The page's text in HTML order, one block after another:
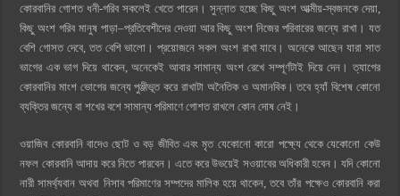
কোরবানির গোশত ধনী-গরিব সকলেই খেতে পারেন। সুন্নাত হচ্ছে কিছু অংশ আত্মীয়-স্বজনকে দেয়া,
কিছু অংশ গরিব মানুষ পাড়া–প্রতিবেশীদের দেওয়া আর কিছু অংশ নিজের পরিবারের জন্যে রাখা। যত
বেশি গোসত দেবে, তত বেশি ভালো। প্রয়োজনে সকল অংশ রাখা যাবে। অনেকে আছেন যারা সাত
ভাগের এক ভাগ দিয়ে থাকেন, অনেকেই আবার সামান্য অংশ রেখে সম্পূর্ণটাই দিয়ে দেন। ত্যাগের
কোরবানির মাংশ ভোগের জন্যে পুঞ্জীভূত করে রাখাটা অনৈতিক ও অমানবিক। তবে হ্যাঁ বিশেষ কোনো
ব্যক্তির জন্যে বা শখের বশে সামান্য পরিমাণে গোশত রাখলে কোন দোষ নেই।
ওয়াজিব কোরবানি বাদেও ছোট ও বড় জীবিত এবং মৃত যেকোনো কারো পক্ষ্যে থেকে যেকোনো কেউ
নফল কোরবানি আদায় করে নিতে পারবেন। এতে করে উভয়েই সওয়াবের অধিকারী হবেন। যদি কোনো
নারী সামর্থ্যবান অথবা নিসাব পরিমাণের সম্পদের মালিক হয়ে থাকেন, তবে তাঁর পক্ষেও কোরবানি করা